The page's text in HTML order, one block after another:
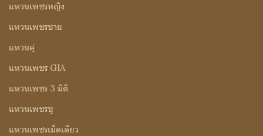
แหวนเพชรหญิง
แหวนเพชรชาย
แหวนคู่
แหวนเพชร GIA
แหวนเพชร 3 มิติ
แหวนเพชรชู
แหวนเพชรเม็ดเดียว